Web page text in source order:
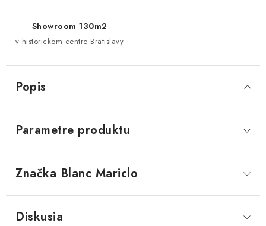
Showroom 130m2
v historickom centre Bratislavy
Popis
Parametre produktu
Značka Blanc Mariclo
Diskusia